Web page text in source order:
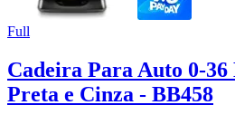
Full
Cadeira Para Auto 0-
Preta e Cinza - BB458